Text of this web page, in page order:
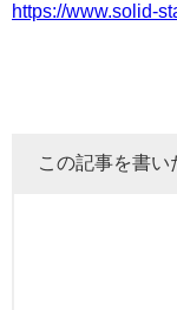
https://www.solid-
この記事を書い